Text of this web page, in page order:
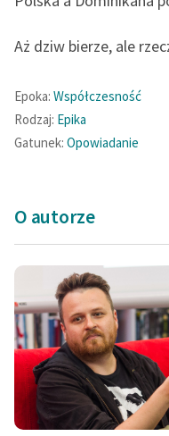
Popularyzacja
feministycznej
Ręce pełne poezji
do domeny publicznej,
Odkurzamy bohaterów
Szkoła Poezji Wolnych
Lektur
O nas
Kontakt
Epoka: Współczesność
Rodzaj: Epika
Gatunek: Opowiadanie
Aż dziw bierze, ale
O autorze